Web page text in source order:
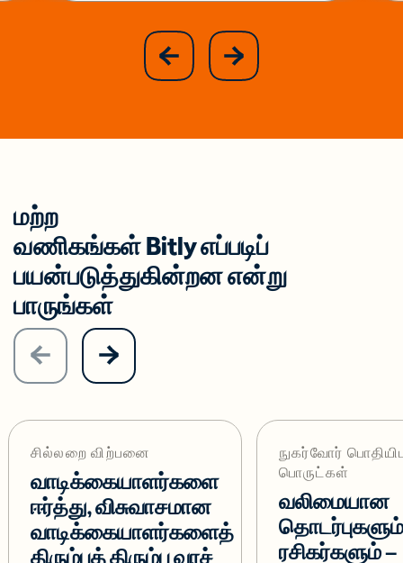
previous
slide
next
slide
மற்ற
வணிகங்கள் Bitly எப்படிப்
பயன்படுத்துகின்றன என்று
பாருங்கள்
சில்லறை விற்பனை
வாடிக்கையாளர்களை
ஈர்த்து, விசுவாசமான
வாடிக்கையாளர்களைத்
திரும்பத் திரும்ப வரச்
நுகர்வோர்
பொருட்கள்
வலிமையான
ரசிகர்களும் –